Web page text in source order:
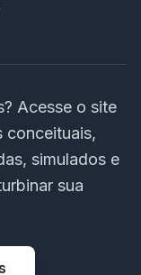
Acesse o site
conceituais,
simulados e
sua